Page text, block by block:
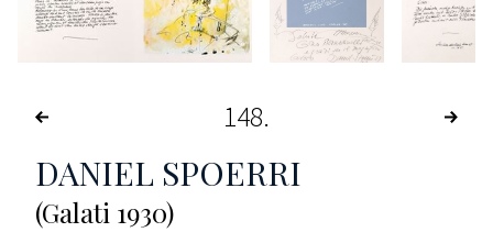
148
DANIEL SPOERRI
(Galati 1930)